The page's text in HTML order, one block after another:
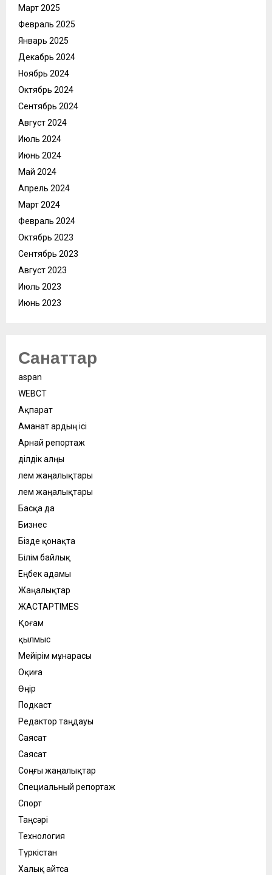
Март 2025
Февраль 2025
Январь 2025
Декабрь 2024
Ноябрь 2024
Октябрь 2024
Сентябрь 2024
Август 2024
Июль 2024
Июнь 2024
Май 2024
Апрель 2024
Март 2024
Февраль 2024
Октябрь 2023
Сентябрь 2023
Август 2023
Июль 2023
Июнь 2023
Санаттар
aspan
WEBСӘТ
Ақпарат
Аманат ардың ісі
Арнай репортаж
Әділдік алңы
Әлем жаңалықтары
Әлем жаңалықтары
Басқа да
Бизнес
Бізде қонақта
Білім байлық
Еңбек адамы
Жаңалықтар
ЖАСТАРTIMES
Қоғам
қылмыс
Мейірім мұнарасы
Оқиға
Өңір
Подкаст
Редактор таңдауы
Саясат
Саясат
Соңғы жаңалықтар
Специальный репортаж
Спорт
Таңсәрі
Технология
Түркістан
Халық айтса